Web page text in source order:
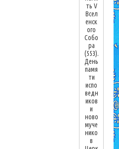
ть V
Всел
енск
ого
Собо
ра
(553).
День
памя
ти
испо
ведн
иков
и
ново
муче
нико
в